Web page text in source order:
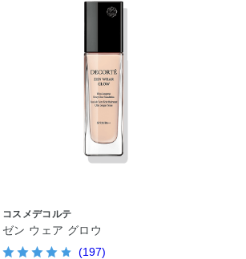
コスメデコルテ
ゼン ウェア グロウ
(197)